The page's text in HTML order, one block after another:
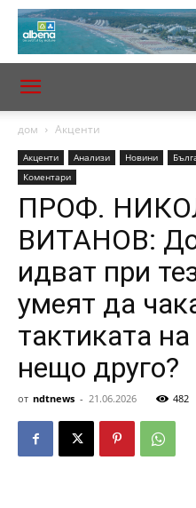
дом Акценти
Акценти Анализи Новини
Коментари
ПРОФ.
ВИТАНОВ:
идват при
умеят да
тактиката
нещо друго?
от ndtnews - 21.06.2026 482